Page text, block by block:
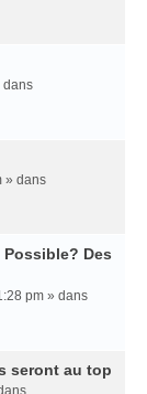
dans
» dans
Des
pm » dans
seront au top